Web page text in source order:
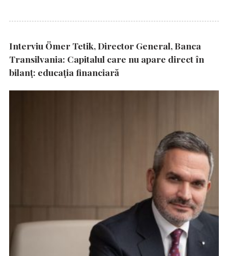
Interviu Ömer Tetik, Director General, Banca
Transilvania: Capitalul care nu apare direct în
bilanț: educația financiară